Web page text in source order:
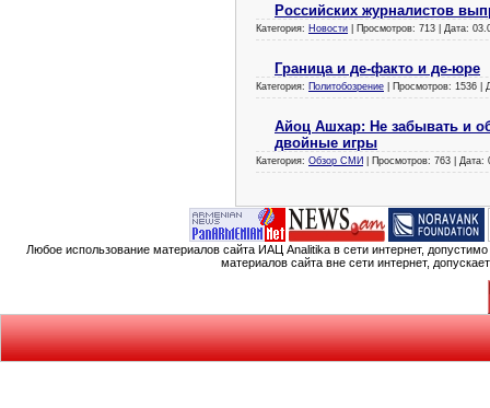
Российских журналистов
Категория: Новости | Просмотров: 713 | Дата:
Граница и де-факто и де-юре
Категория: Политобозрение | Просмотров: 1536 |
Айоц Ашхар: Не забывать и
двойные игры
Категория: Обзор СМИ | Просмотров: 763 | Дата:
Любое использование материалов сайта ИАЦ Analitika в сети интернет,
материалов сайта вне сети интернет,